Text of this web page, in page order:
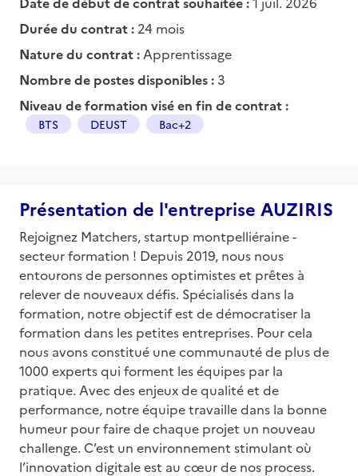
Durée du contrat : 24 mois
Nature du contrat : Apprentissage
Nombre de postes disponibles : 3
Niveau de formation visé en fin de contrat :
BTS DEUST Bac+2
Présentation de l'entreprise AUZIRIS
Rejoignez Matchers, startup montpelliéraine -
secteur formation ! Depuis 2019, nous nous
entourons de personnes optimistes et prêtes à
relever de nouveaux défis. Spécialisés dans la
formation, notre objectif est de démocratiser la
formation dans les petites entreprises. Pour cela
nous avons constitué une communauté de plus de
1000 experts qui forment les équipes par la
pratique. Avec des enjeux de qualité et de
performance, notre équipe travaille dans la bonne
humeur pour faire de chaque projet un nouveau
challenge. C’est un environnement stimulant où
l’innovation digitale est au cœur de nos process.